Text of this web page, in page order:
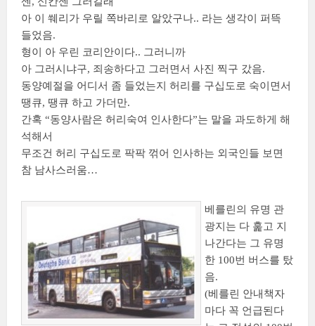
아 이 쒜리가 우릴 쪽바리로 알았구나.. 라는 생각이 퍼뜩
들었음.
형이 아 우린 코리안이다.. 그러니까
아 그러시냐구, 죄송하다고 그러면서 사진 찍구 갔음.
동양예절을 어디서 좀 들었는지 허리를 구십도로 숙이면서
땡큐, 땡큐 하고 가더만.
간혹 “동양사람은 허리숙여 인사한다”는 말을 과도하게 해
석해서
무조건 허리 구십도로 팍팍 꺾어 인사하는 외국인들 보면
참 남사스러움…
베를린의 유명 관
광지는 다 훑고 지
나간다는 그 유명
한 100번 버스를 탔
음.
(베를린 안내책자
마다 꼭 언급된다